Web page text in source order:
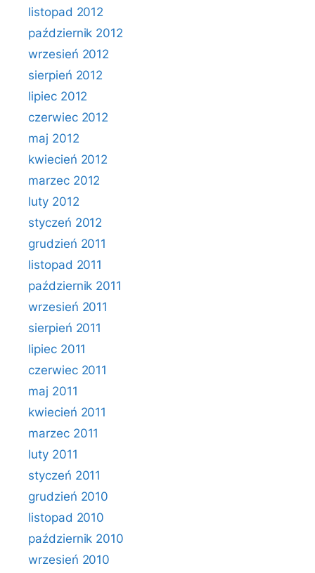
listopad 2012
październik 2012
wrzesień 2012
sierpień 2012
lipiec 2012
czerwiec 2012
maj 2012
kwiecień 2012
marzec 2012
luty 2012
styczeń 2012
grudzień 2011
listopad 2011
październik 2011
wrzesień 2011
sierpień 2011
lipiec 2011
czerwiec 2011
maj 2011
kwiecień 2011
marzec 2011
luty 2011
styczeń 2011
grudzień 2010
listopad 2010
październik 2010
wrzesień 2010